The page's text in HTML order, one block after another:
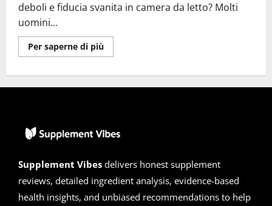
deboli e fiducia svanita in camera da letto? Molti
uomini...
Per saperne di piùUlteriori
informazioni
2026
o
Reale?
Svelata
Supplement Vibes delivers honest supplement
reviews, detailed ingredient analysis, evidence-based
health insights, and unbiased recommendations to help